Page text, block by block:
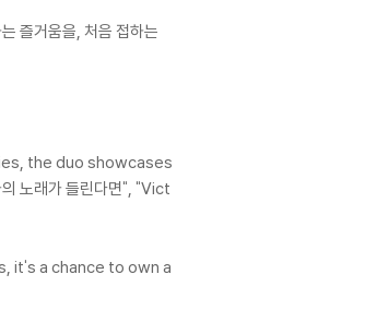
즐거움을, 처음 접하는
the duo showcases
래가 들린다면", "Vict
it's a chance to own a